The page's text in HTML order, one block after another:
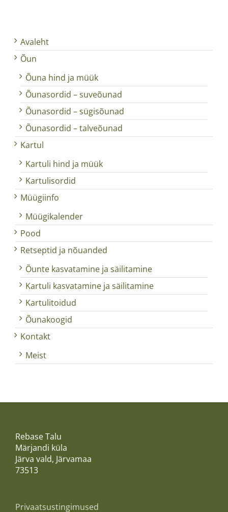
Avaleht
Õun
Õuna hind ja müük
Õunasordid – suveõunad
Õunasordid – sügisõunad
Õunasordid – talveõunad
Kartul
Kartuli hind ja müük
Kartulisordid
Müügiinfo
Müügikalender
Pood
Retseptid ja nõuanded
Õunte kasvatamine ja säilitamine
Kartuli kasvatamine ja säilitamine
Kartulitoidud
Õunakoogid
Kontakt
Meist
Rebase Talu
Märjandi küla
Järva vald, Järvamaa
73513
Privaatsustingimused